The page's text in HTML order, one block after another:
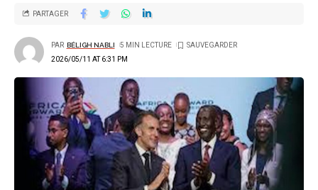
2026/05/11 AT 6:31 PM
PAR BÉLIGH NABLI 5 MIN LECTURE
PARTAGER